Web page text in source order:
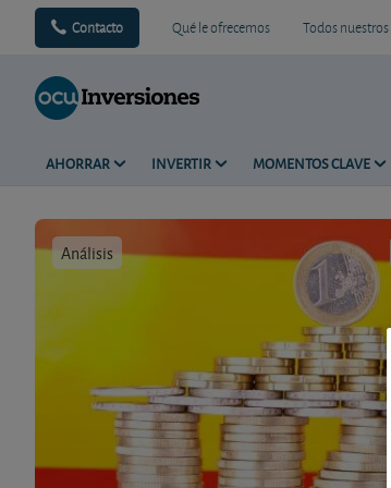
Contacto Qué le ofrecemos Todos
AHORRAR INVERTIR MOMENTOS CLAVE
Análisis